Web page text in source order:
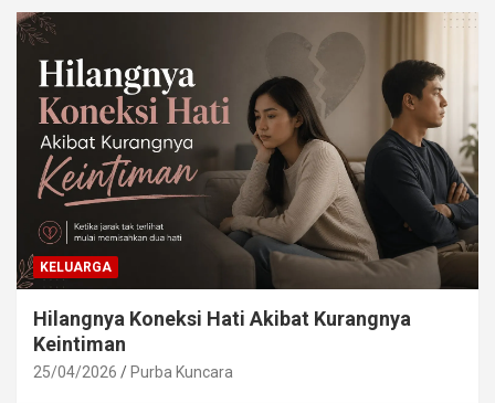
KELUARGA
Hilangnya Koneksi Hati Akibat Kurangnya
Keintiman
25/04/2026 Purba Kuncara